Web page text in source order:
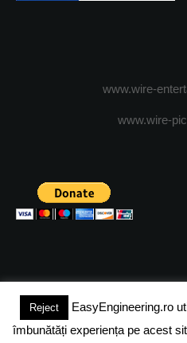
www.wire-
www.wire-
(c) 2024 -
Reject
EasyEngineering.ro
îmbunătăți experiența pe acest